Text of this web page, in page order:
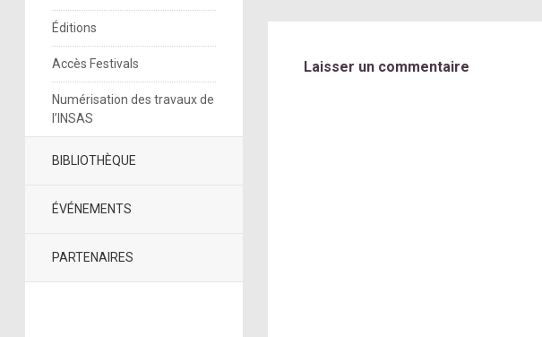
Éditions
Accès Festivals
Numérisation des travaux de
l’INSAS
BIBLIOTHÈQUE
ÉVÉNEMENTS
PARTENAIRES
Laisser un commentaire